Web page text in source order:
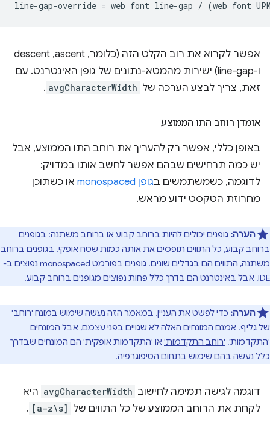
אפשר לקרוא את רוב הקלט הזה (כלומר, ascent,‏ descent
ו-line-gap) ישירות מהמטא-נתונים של גופן האינטרנט. עם
זאת, צריך לבצע הערכה של avgCharacterWidth
.
אומדן רוחב התו הממוצע
באופן כללי, אפשר רק להעריך את רוחב התו הממוצע, אבל
יש כמה תרחישים שבהם אפשר לחשב אותו במדויק:
לדוגמה, כשמשתמשים בגופן monospaced
או כשתוכן
מחרוזת הטקסט ידוע מראש.
הערה: גופנים יכולים להיות ברוחב קבוע או ברוחב משתנה: בגופנים
ברוחב קבוע, כל התווים תופסים את אותה כמות שטח אופקי. בגופנים ברוחב
משתנה, התווים הם בגדלים שונים. גופנים בפורמט monospaced נפוצים ב-
IDE, אבל באינטרנט הם בדרך כלל פחות נפוצים מגופנים ברוחב קבוע.
הערה: כדי לפשט את העניין, במאמר הזה נעשה שימוש במונח 'רוחב'
של גליף. אמנם המונחים האלה לא שגויים בפני עצמם, אבל המונחים
'התקדמות', 'רוחב התקדמות'או 'התקדמות אופקית' הם המונחים שבדרך
כלל נעשה בהם שימוש בתחום הטיפוגרפיה.
דוגמה לגישה תמימה לחישוב avgCharacterWidth היא
לקחת את הרוחב הממוצע של כל התווים של [a-z\s]
.